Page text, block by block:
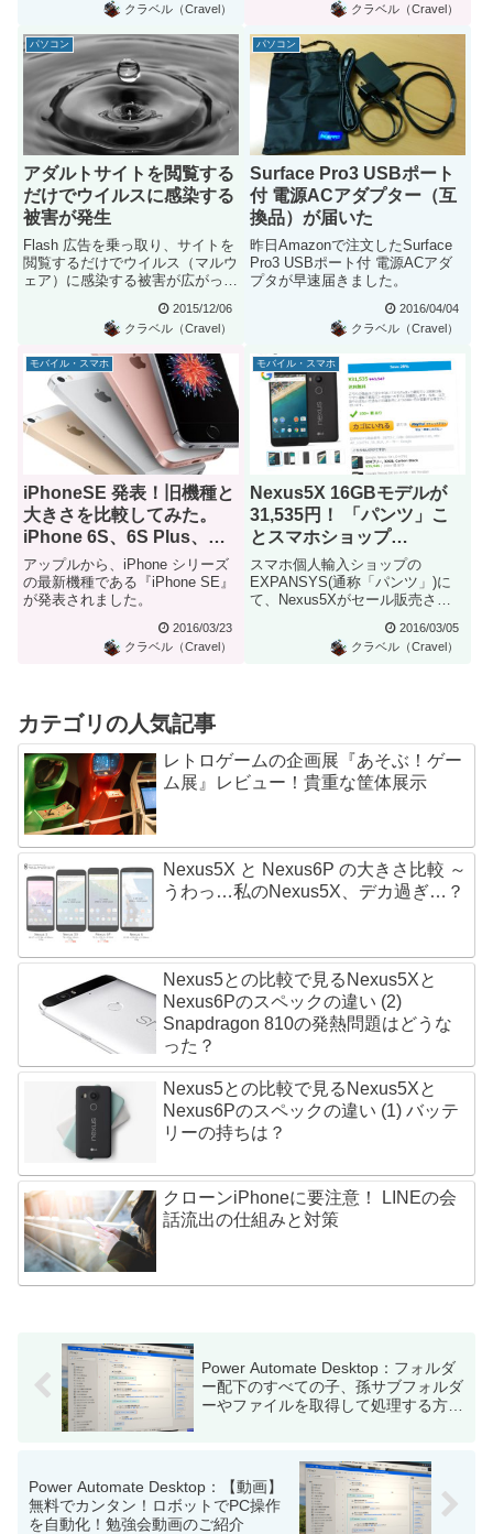
クラベル（Cravel）
クラベル（Cravel）
パソコン
アダルトサイトを閲覧する
だけでウイルスに感染する
被害が発生
Flash 広告を乗っ取り、サイトを
閲覧するだけでウイルス（マルウ
ェア）に感染する被害が広がって
2015/12/06
クラベル（Cravel）
パソコン
Surface Pro3 USBポート
付 電源ACアダプター（互
換品）が届いた
昨日Amazonで注文したSurface
Pro3 USBポート付 電源ACアダ
プタが早速届きました。
2016/04/04
クラベル（Cravel）
モバイル・スマホ
iPhoneSE 発表！旧機種と
大きさを比較してみた。
iPhone 6S、6S Plus、
5S、4S とのサイズ比較画
像
アップルから、iPhone シリーズ
の最新機種である『iPhone SE』
が発表されました。
2016/03/23
クラベル（Cravel）
モバイル・スマホ
Nexus5X 16GBモデルが
31,535円！ 「パンツ」こ
とスマホショップ
EXPANSYSでセール中
スマホ個人輸入ショップの
EXPANSYS(通称「パンツ」)に
て、Nexus5Xがセール販売され
2016/03/05
クラベル（Cravel）
カテゴリの人気記事
レトロゲームの企画展『あそぶ！ゲー
ム展』レビュー！貴重な筐体展示
Nexus5X と Nexus6P の大きさ比較 ～
うわっ…私のNexus5X、デカ過ぎ…？
Nexus5との比較で見るNexus5Xと
Nexus6Pのスペックの違い (2)
Snapdragon 810の発熱問題はどうな
った？
Nexus5との比較で見るNexus5Xと
Nexus6Pのスペックの違い (1) バッテ
リーの持ちは？
クローンiPhoneに要注意！ LINEの会
話流出の仕組みと対策
Power Automate Desktop：フォルダ
ー配下のすべての子、孫サブフォルダ
ーやファイルを取得して処理する方法
Power Automate Desktop：【動画】
無料でカンタン！ロボットでPC操作
を自動化！勉強会動画のご紹介